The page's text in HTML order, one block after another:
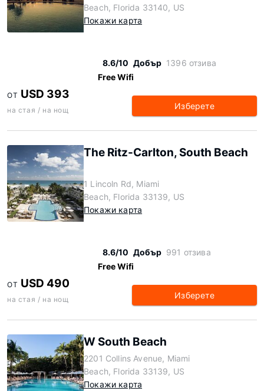
Beach, Florida 33140, US
Покажи карта
8.6/10 Добър 1396 отзива
Free Wifi
ОТ USD 393
на стая / на нощ Изберете
The Ritz-Carlton, South Beach
1 Lincoln Rd, Miami
Beach, Florida 33139, US
Покажи карта
8.6/10 Добър 991 отзива
Free Wifi
ОТ USD 490
на стая / на нощ Изберете
W South Beach
2201 Collins Avenue, Miami
Beach, Florida 33139, US
Покажи карта